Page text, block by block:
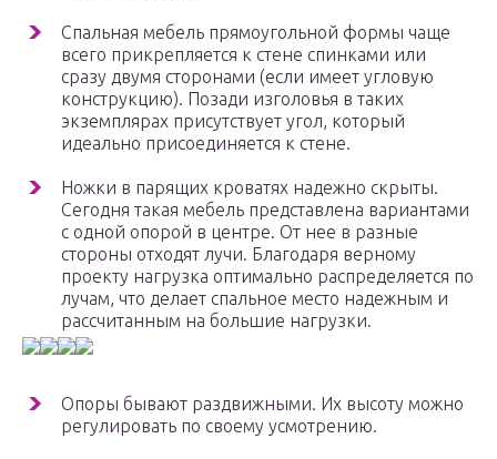
Спальная мебель прямоугольной формы чаще
всего прикрепляется к стене спинками или
сразу двумя сторонами (если имеет угловую
конструкцию). Позади изголовья в таких
экземплярах присутствует угол, который
идеально присоединяется к стене.
Ножки в парящих кроватях надежно скрыты.
Сегодня такая мебель представлена вариантами
с одной опорой в центре. От нее в разные
стороны отходят лучи. Благодаря верному
проекту нагрузка оптимально распределяется по
лучам, что делает спальное место надежным и
рассчитанным на большие нагрузки.
Опоры бывают раздвижными. Их высоту можно
регулировать по своему усмотрению.